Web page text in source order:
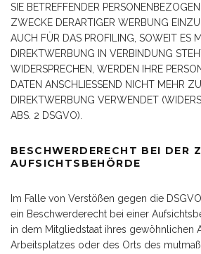
SIE BETREFFENDER
ZWECKE DERARTIGER WERBUNG
AUCH FÜR DAS PROFILING, SOWEIT ES
DIREKTWERBUNG IN VERBINDUNG
WIDERSPRECHEN, WERDEN IHRE
DATEN ANSCHLIESSEND NICHT MEHR
DIREKTWERBUNG VERWENDET
ABS. 2 DSGVO).
BESCHWERDERECHT BEI DER
AUFSICHTSBEHÖRDE
Im Falle von Verstößen gegen die
ein Beschwerderecht bei einer
in dem Mitgliedstaat ihres gewöhnlichen
Arbeitsplatzes oder des Orts des